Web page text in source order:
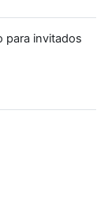
para invitados